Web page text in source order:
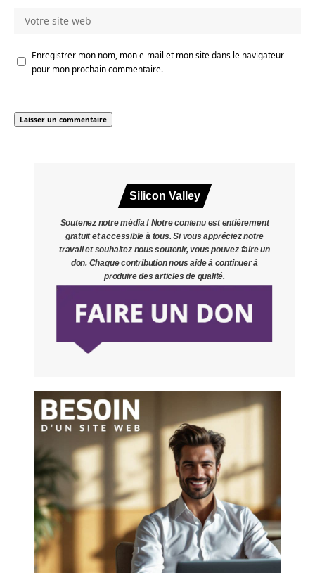
Enregistrer mon nom, mon e-mail et mon site dans le navigateur
pour mon prochain commentaire.
Silicon Valley
Soutenez notre média ! Notre contenu est entièrement
gratuit et accessible à tous. Si vous appréciez notre
travail et souhaitez nous soutenir, vous pouvez faire un
don. Chaque contribution nous aide à continuer à
produire des articles de qualité.